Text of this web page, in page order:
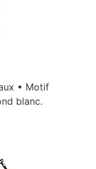
• Motif
blanc.